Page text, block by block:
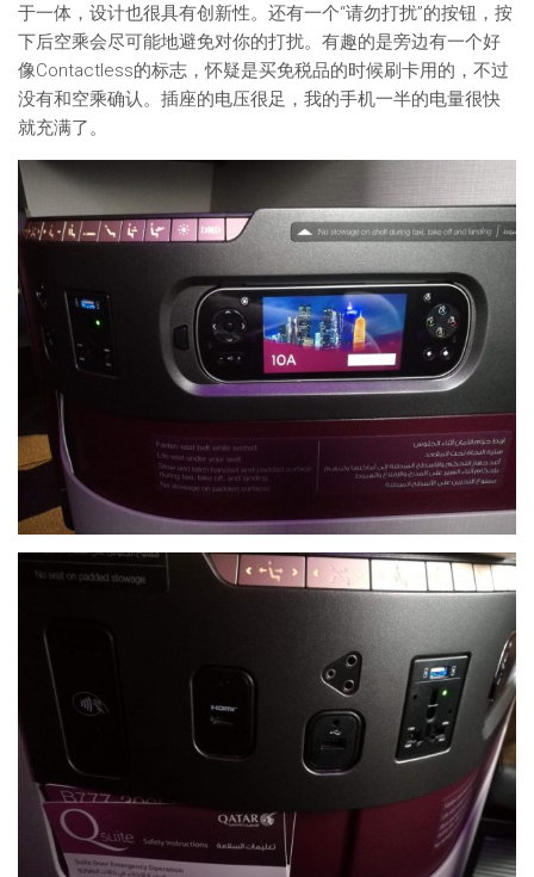
于一体，设计也很具有创新性。还有一个“请勿打扰”的按钮，按
下后空乘会尽可能地避免对你的打扰。有趣的是旁边有一个好
像Contactless的标志，怀疑是买免税品的时候刷卡用的，不过
没有和空乘确认。插座的电压很足，我的手机一半的电量很快
就充满了。